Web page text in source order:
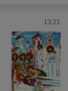
13:21